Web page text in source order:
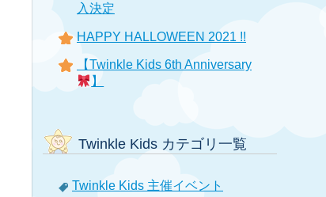
入決定
HAPPY HALLOWEEN 2021 !!
【Twinkle Kids 6th Anniversary
】
Twinkle Kids カテゴリ一覧
Twinkle Kids 主催イベント